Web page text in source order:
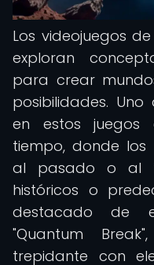
Los videojuegos
exploran
para crear
posibilidades.
en estos juegos
tiempo, donde los
al pasado o al
históricos o
destacado de
"Quantum
trepidante con